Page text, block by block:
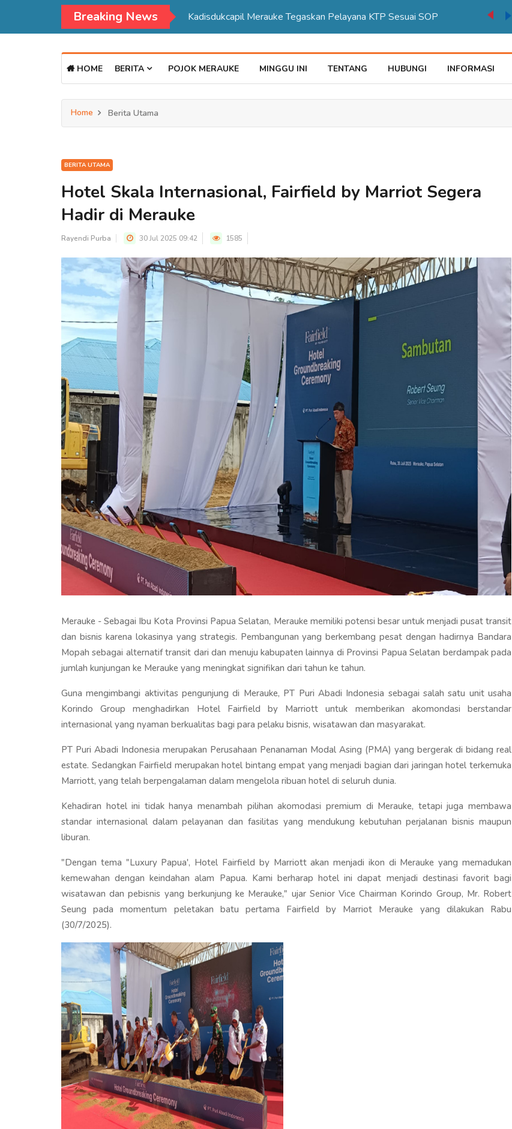
Breaking News Kadisdukcapil Merauke Tegaskan Pelayana KTP Sesuai SOP
HOME BERITA POJOK MERAUKE MINGGU INI TENTANG HUBUNGI INFORMASI
Home Berita Utama
BERITA UTAMA
Hotel Skala Internasional, Fairfield by Marriot Segera
Hadir di Merauke
Rayendi Purba 30 Jul 2025 09:42 1585
Merauke - Sebagai Ibu Kota Provinsi Papua Selatan, Merauke memiliki potensi besar untuk menjadi pusat transit
dan bisnis karena lokasinya yang strategis. Pembangunan yang berkembang pesat dengan hadirnya Bandara
Mopah sebagai alternatif transit dari dan menuju kabupaten lainnya di Provinsi Papua Selatan berdampak pada
jumlah kunjungan ke Merauke yang meningkat signifikan dari tahun ke tahun.
Guna mengimbangi aktivitas pengunjung di Merauke, PT Puri Abadi Indonesia sebagai salah satu unit usaha
Korindo Group menghadirkan Hotel Fairfield by Marriott untuk memberikan akomondasi berstandar
internasional yang nyaman berkualitas bagi para pelaku bisnis, wisatawan dan masyarakat.
PT Puri Abadi Indonesia merupakan Perusahaan Penanaman Modal Asing (PMA) yang bergerak di bidang real
estate. Sedangkan Fairfield merupakan hotel bintang empat yang menjadi bagian dari jaringan hotel terkemuka
Marriott, yang telah berpengalaman dalam mengelola ribuan hotel di seluruh dunia.
Kehadiran hotel ini tidak hanya menambah pilihan akomodasi premium di Merauke, tetapi juga membawa
standar internasional dalam pelayanan dan fasilitas yang mendukung kebutuhan perjalanan bisnis maupun
liburan.
"Dengan tema "Luxury Papua', Hotel Fairfield by Marriott akan menjadi ikon di Merauke yang memadukan
kemewahan dengan keindahan alam Papua. Kami berharap hotel ini dapat menjadi destinasi favorit bagi
wisatawan dan pebisnis yang berkunjung ke Merauke," ujar Senior Vice Chairman Korindo Group, Mr. Robert
Seung pada momentum peletakan batu pertama Fairfield by Marriot Merauke yang dilakukan Rabu
(30/7/2025).